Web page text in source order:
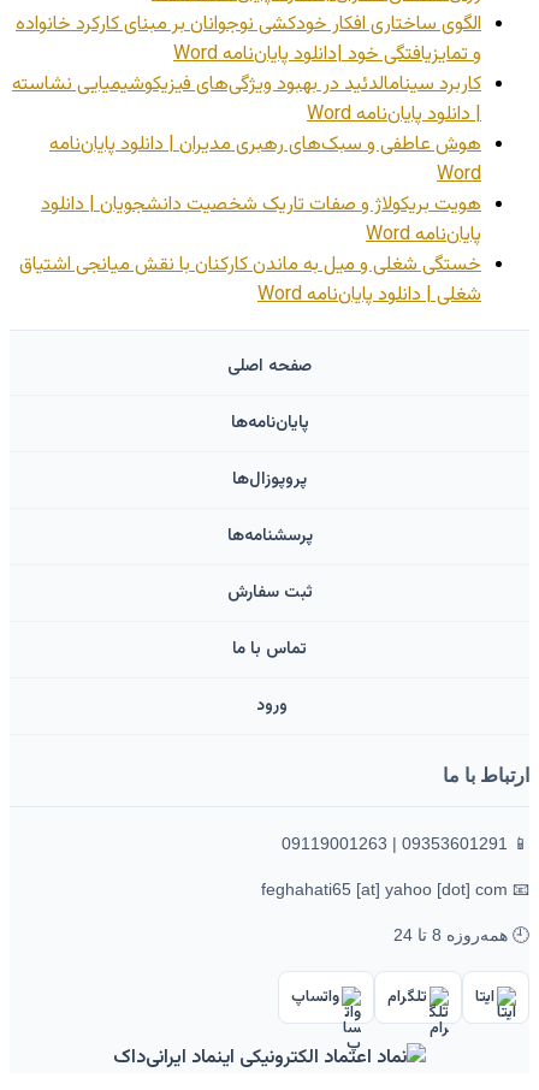
الگوی ساختاری افکار خودکشی نوجوانان بر مبنای کارکرد خانواده
و تمایزیافتگی خود |دانلود پایان‌نامه Word
کاربرد سینامالدئید در بهبود ویژگی‌های فیزیکوشیمیایی نشاسته
| دانلود پایان‌نامه Word
هوش عاطفی و سبک‌های رهبری مدیران | دانلود پایان‌نامه
Word
هویت بریکولاژ و صفات تاریک شخصیت دانشجویان | دانلود
پایان‌نامه Word
خستگی شغلی و میل به ماندن کارکنان با نقش میانجی اشتیاق
شغلی | دانلود پایان‌نامه Word
صفحه اصلی
پایان‌نامه‌ها
پروپوزال‌ها
پرسشنامه‌ها
ثبت سفارش
تماس با ما
ورود ‌
ارتباط با ما
📱 09353601291 | 09119001263
📧 feghahati65 [at] yahoo [dot] com
🕘 همه‌روزه 8 تا 24
ایتا تلگرام واتساپ